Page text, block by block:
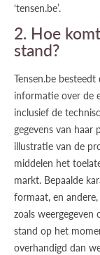
‘tensen.be’.
2. Hoe
stand?
Tensen.be
informatie over de
inclusief de
gegevens van haar
illustratie van de
middelen het
markt. Bepaalde
formaat, en
zoals
stand op het
overhandigd dan